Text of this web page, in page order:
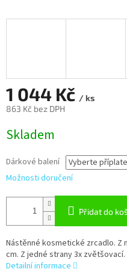
1 044 Kč / ks
863 Kč bez DPH
cena:
Skladem
Dárkové balení
Možnosti doručení
Přidat do
Nástěnné kosmetické zrcadlo. Z
cm. Z jedné strany 3x zvětšovací.
Detailní informace